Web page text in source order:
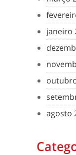
janeiro
agosto